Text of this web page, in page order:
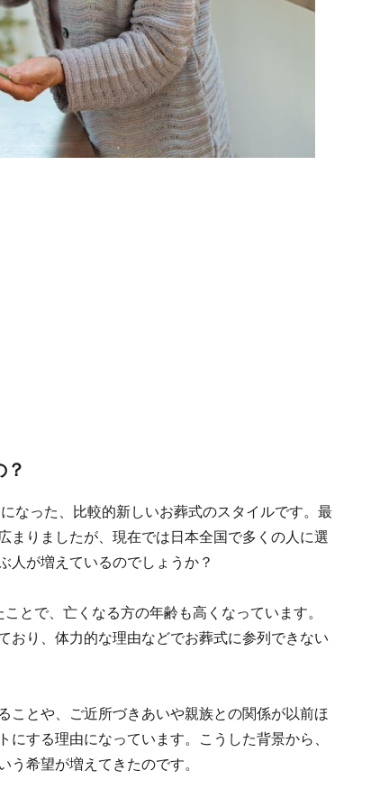
？
なった、比較的新しいお葬式のスタイルです。最
まりましたが、現在では日本全国で多くの人に選
人が増えているのでしょうか？
とで、亡くなる方の年齢も高くなっています。
おり、体力的な理由などでお葬式に参列できない
ことや、ご近所づきあいや親族との関係が以前ほ
する理由になっています。こうした背景から、
う希望が増えてきたのです。